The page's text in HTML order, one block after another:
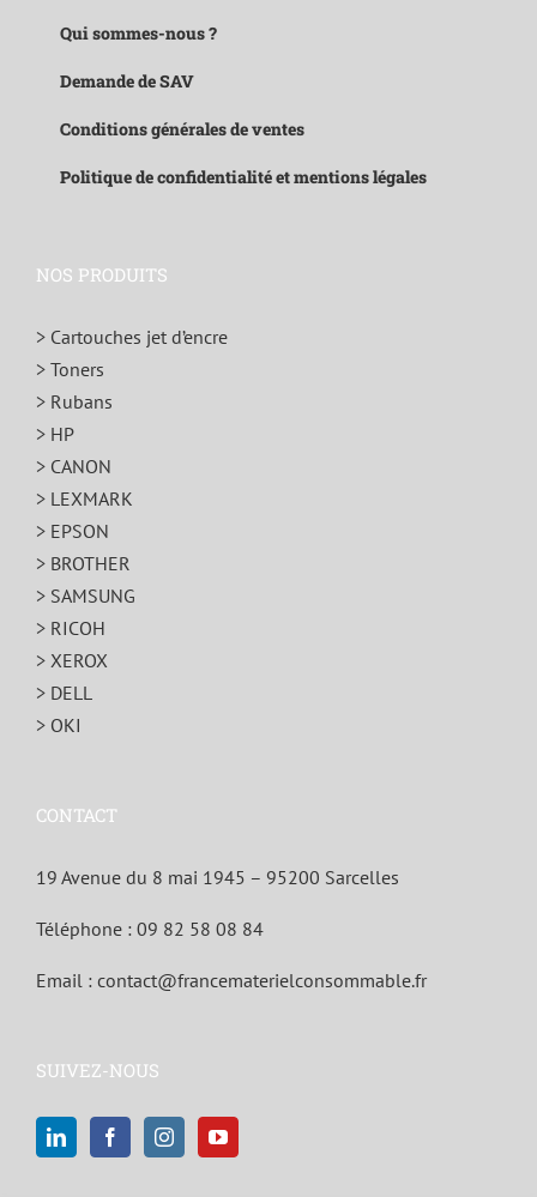
Qui sommes-nous ?
Demande de SAV
Conditions générales de ventes
Politique de confidentialité et mentions légales
NOS PRODUITS
> Cartouches jet d’encre
> Toners
> Rubans
> HP
> CANON
> LEXMARK
> EPSON
> BROTHER
> SAMSUNG
> RICOH
> XEROX
> DELL
> OKI
CONTACT
19 Avenue du 8 mai 1945 – 95200 Sarcelles
Téléphone : 09 82 58 08 84
Email : contact@francematerielconsommable.fr
SUIVEZ-NOUS